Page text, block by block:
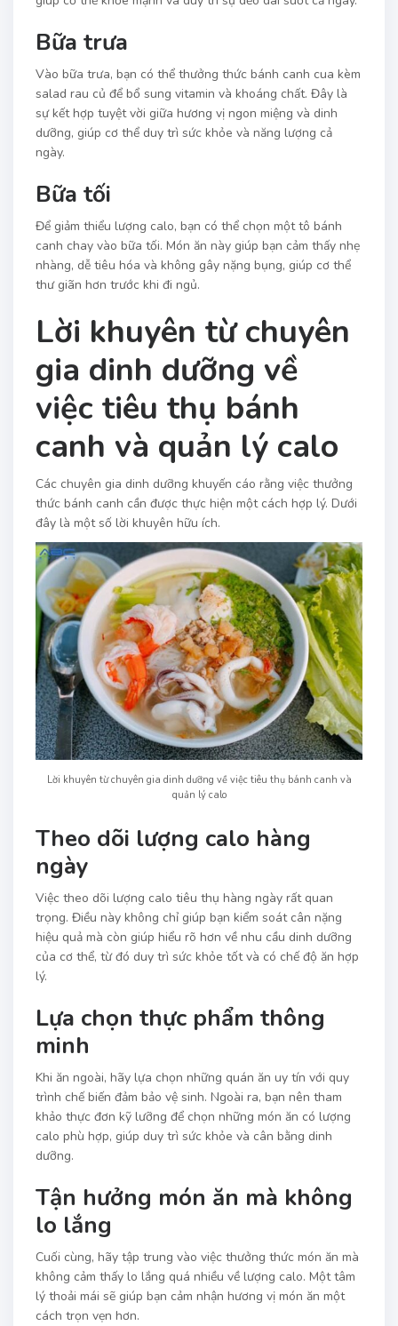
Bữa trưa
Vào bữa trưa, bạn có thể thưởng thức bánh canh cua kèm
salad rau củ để bổ sung vitamin và khoáng chất. Đây là
sự kết hợp tuyệt vời giữa hương vị ngon miệng và dinh
dưỡng, giúp cơ thể duy trì sức khỏe và năng lượng cả
ngày.
Bữa tối
Để giảm thiểu lượng calo, bạn có thể chọn một tô bánh
canh chay vào bữa tối. Món ăn này giúp bạn cảm thấy nhẹ
nhàng, dễ tiêu hóa và không gây nặng bụng, giúp cơ thể
thư giãn hơn trước khi đi ngủ.
Lời khuyên từ chuyên
gia dinh dưỡng về
việc tiêu thụ bánh
canh và quản lý calo
Các chuyên gia dinh dưỡng khuyến cáo rằng việc thưởng
thức bánh canh cần được thực hiện một cách hợp lý. Dưới
đây là một số lời khuyên hữu ích.
Lời khuyên từ chuyên gia dinh dưỡng về việc tiêu thụ bánh canh và
quản lý calo
Theo dõi lượng calo hàng
ngày
Việc theo dõi lượng calo tiêu thụ hàng ngày rất quan
trọng. Điều này không chỉ giúp bạn kiểm soát cân nặng
hiệu quả mà còn giúp hiểu rõ hơn về nhu cầu dinh dưỡng
của cơ thể, từ đó duy trì sức khỏe tốt và có chế độ ăn hợp
lý.
Lựa chọn thực phẩm thông
minh
Khi ăn ngoài, hãy lựa chọn những quán ăn uy tín với quy
trình chế biến đảm bảo vệ sinh. Ngoài ra, bạn nên tham
khảo thực đơn kỹ lưỡng để chọn những món ăn có lượng
calo phù hợp, giúp duy trì sức khỏe và cân bằng dinh
dưỡng.
Tận hưởng món ăn mà không
lo lắng
Cuối cùng, hãy tập trung vào việc thưởng thức món ăn mà
không cảm thấy lo lắng quá nhiều về lượng calo. Một tâm
lý thoải mái sẽ giúp bạn cảm nhận hương vị món ăn một
cách trọn vẹn hơn.